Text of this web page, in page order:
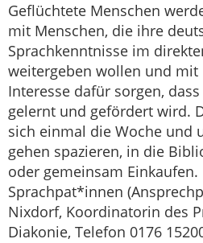
Geflüchtete Menschen
mit Menschen, die ihre
Sprachkenntnisse im
weitergeben wollen und mit
Interesse dafür sorgen,
gelernt und gefördert wird.
sich einmal die Woche und
gehen spazieren, in die
oder gemeinsam
Sprachpat*innen
Nixdorf, Koordinatorin des
Diakonie, Telefon 0176